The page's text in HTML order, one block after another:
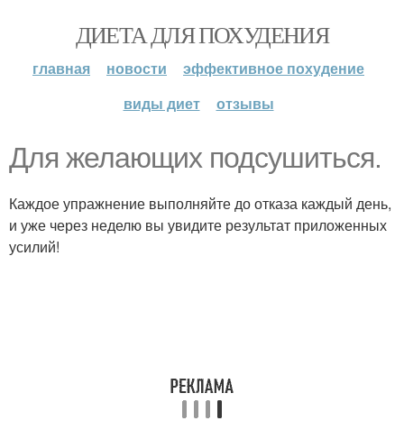
ДИЕТА ДЛЯ ПОХУДЕНИЯ
главная новости
эффективное похудение
виды диет
отзывы
Для желающих подсушиться.
Каждое упражнение выполняйте до отказа каждый день,
и уже через неделю вы увидите результат приложенных
усилий!